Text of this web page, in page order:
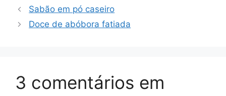
Sabão em pó caseiro
Doce de abóbora fatiada
3 comentários em